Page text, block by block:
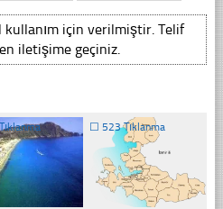
kullanım için verilmiştir. Telif
iletişime geçiniz.
☐ 523 Tıklanma